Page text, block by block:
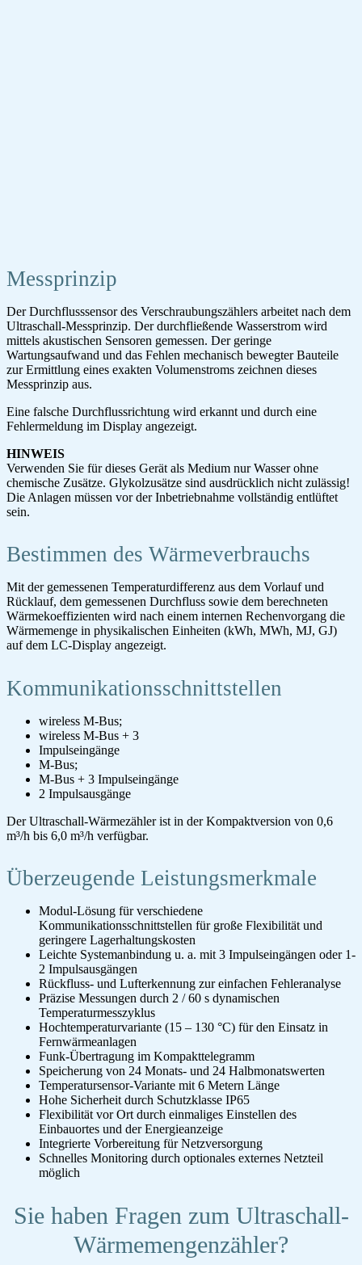
Messprinzip
Der Durchflusssensor des Verschraubungszählers arbeitet nach dem
Ultraschall-Messprinzip. Der durchfließende Wasserstrom wird
mittels akustischen Sensoren gemessen. Der geringe
Wartungsaufwand und das Fehlen mechanisch bewegter Bauteile
zur Ermittlung eines exakten Volumenstroms zeichnen dieses
Messprinzip aus.
Eine falsche Durchflussrichtung wird erkannt und durch eine
Fehlermeldung im Display angezeigt.
HINWEIS
Verwenden Sie für dieses Gerät als Medium nur Wasser ohne
chemische Zusätze. Glykolzusätze sind ausdrücklich nicht zulässig!
Die Anlagen müssen vor der Inbetriebnahme vollständig entlüftet
sein.
Bestimmen des Wärmeverbrauchs
Mit der gemessenen Temperaturdifferenz aus dem Vorlauf und
Rücklauf, dem gemessenen Durchfluss sowie dem berechneten
Wärmekoeffizienten wird nach einem internen Rechenvorgang die
Wärmemenge in physikalischen Einheiten (kWh, MWh, MJ, GJ)
auf dem LC-Display angezeigt.
Kommunikationsschnittstellen
wireless M-Bus;
wireless M-Bus + 3
Impulseingänge
M-Bus;
M-Bus + 3 Impulseingänge
2 Impulsausgänge
Der Ultraschall-Wärmezähler ist in der Kompaktversion von 0,6
m³/h bis 6,0 m³/h verfügbar.
Überzeugende Leistungsmerkmale
Modul-Lösung für verschiedene
Kommunikationsschnittstellen für große Flexibilität und
geringere Lagerhaltungskosten
Leichte Systemanbindung u. a. mit 3 Impulseingängen oder 1-
2 Impulsausgängen
Rückfluss- und Lufterkennung zur einfachen Fehleranalyse
Präzise Messungen durch 2 / 60 s dynamischen
Temperaturmesszyklus
Hochtemperaturvariante (15 – 130 °C) für den Einsatz in
Fernwärmeanlagen
Funk-Übertragung im Kompakttelegramm
Speicherung von 24 Monats- und 24 Halbmonatswerten
Temperatursensor-Variante mit 6 Metern Länge
Hohe Sicherheit durch Schutzklasse IP65
Flexibilität vor Ort durch einmaliges Einstellen des
Einbauortes und der Energieanzeige
Integrierte Vorbereitung für Netzversorgung
Schnelles Monitoring durch optionales externes Netzteil
möglich
Sie haben Fragen zum Ultraschall-
Wärmemengenzähler?